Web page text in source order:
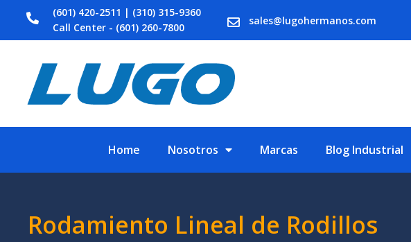
(601) 420-2511 | (310) 315-9360
Call Center - (601) 260-7800
sales@lugohermanos.com
Home Nosotros Marcas Blog Industrial
Rodamiento Lineal de Rodillos